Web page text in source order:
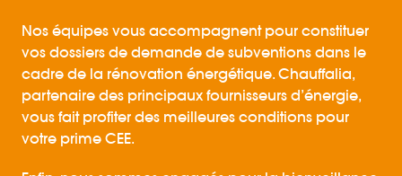
Nos équipes vous accompagnent pour constituer
vos dossiers de demande de subventions dans le
cadre de la rénovation énergétique. Chauffalia,
partenaire des principaux fournisseurs d’énergie,
vous fait profiter des meilleures conditions pour
votre prime CEE.